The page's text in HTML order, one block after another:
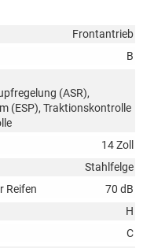
Frontantrieb
B
(ASR),
(ESP), Traktionskontrolle
14 Zoll
Stahlfelge
Reifen
70 dB
H
C